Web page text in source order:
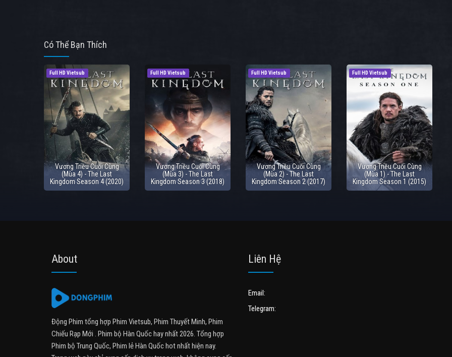
Có Thể Bạn Thích
Full HD Vietsub
Vương Triều Cuối Cùng
(Mùa 4) - The Last
Kingdom Season 4 (2020)
Full HD Vietsub
Vương Triều Cuối Cùng
(Mùa 3) - The Last
Kingdom Season 3 (2018)
Full HD Vietsub
Vương Triều Cuối Cùng
(Mùa 2) - The Last
Kingdom Season 2 (2017)
Full HD Vietsub
Vương Triều Cuối Cùng
(Mùa 1) - The Last
Kingdom Season 1 (2015)
About
Động Phim tổng hợp Phim Vietsub, Phim Thuyết Minh, Phim
Chiếu Rạp Mới . Phim bộ Hàn Quốc hay nhất 2026. Tổng hợp
Phim bộ Trung Quốc, Phim lẻ Hàn Quốc hot nhất hiện nay.
Liên Hệ
Email:
Telegram: